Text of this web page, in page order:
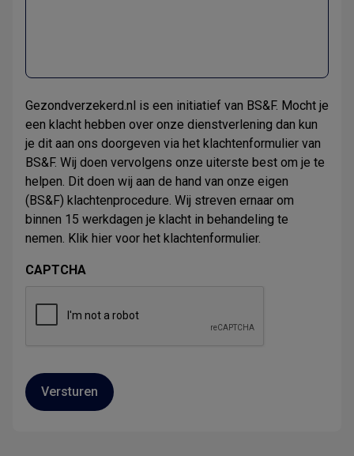
Gezondverzekerd.nl is een initiatief van BS&F. Mocht je
een klacht hebben over onze dienstverlening dan kun
je dit aan ons doorgeven via het klachtenformulier van
BS&F. Wij doen vervolgens onze uiterste best om je te
helpen. Dit doen wij aan de hand van onze eigen
(BS&F) klachtenprocedure. Wij streven ernaar om
binnen 15 werkdagen je klacht in behandeling te
nemen. Klik hier voor het klachtenformulier.
CAPTCHA
Versturen